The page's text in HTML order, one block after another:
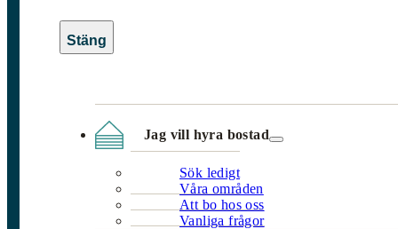
Jag vill hyra bostad
Sök ledigt
Våra områden
Att bo hos oss
Vanliga frågor